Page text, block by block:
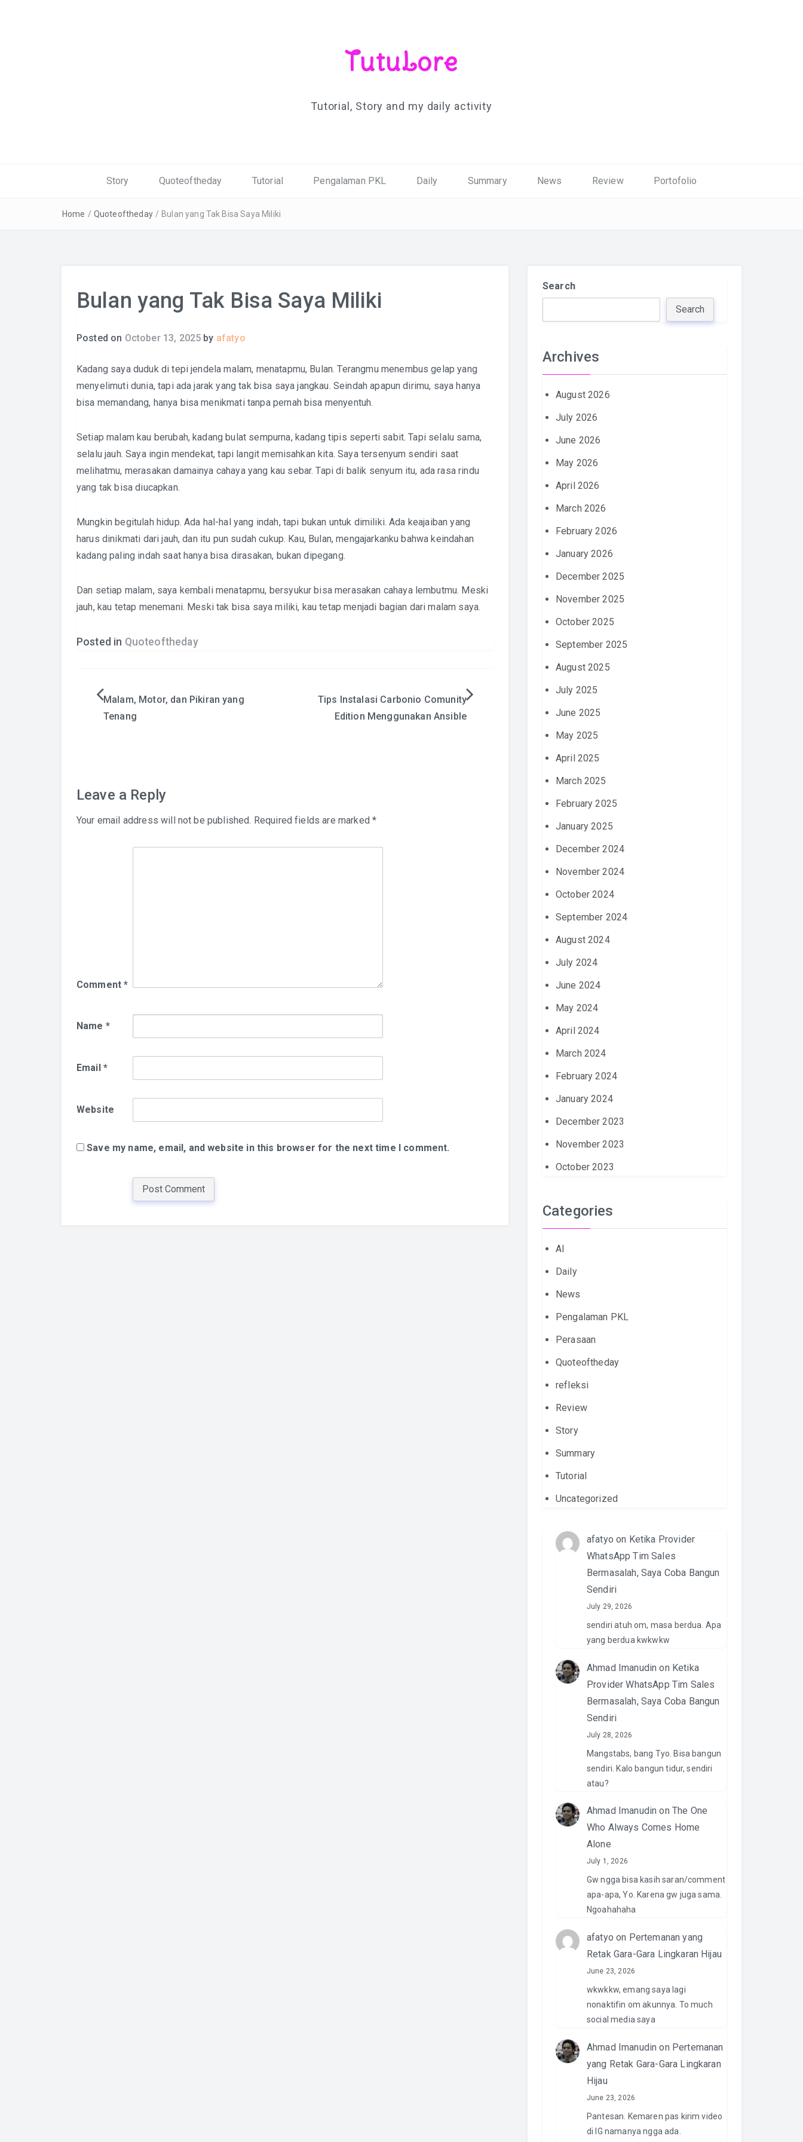
TutuLore
Tutorial, Story and my daily activity
Story Quoteoftheday Tutorial Pengalaman PKL Daily Summary News Review Portofolio
Home / Quoteoftheday / Bulan yang Tak Bisa Saya Miliki
Bulan yang Tak Bisa Saya Miliki
Posted on October 13, 2025 by afatyo
Kadang saya duduk di tepi jendela malam, menatapmu, Bulan. Terangmu menembus gelap yang
menyelimuti dunia, tapi ada jarak yang tak bisa saya jangkau. Seindah apapun dirimu, saya hanya
bisa memandang, hanya bisa menikmati tanpa pernah bisa menyentuh.
Setiap malam kau berubah, kadang bulat sempurna, kadang tipis seperti sabit. Tapi selalu sama,
selalu jauh. Saya ingin mendekat, tapi langit memisahkan kita. Saya tersenyum sendiri saat
melihatmu, merasakan damainya cahaya yang kau sebar. Tapi di balik senyum itu, ada rasa rindu
yang tak bisa diucapkan.
Mungkin begitulah hidup. Ada hal-hal yang indah, tapi bukan untuk dimiliki. Ada keajaiban yang
harus dinikmati dari jauh, dan itu pun sudah cukup. Kau, Bulan, mengajarkanku bahwa keindahan
kadang paling indah saat hanya bisa dirasakan, bukan dipegang.
Dan setiap malam, saya kembali menatapmu, bersyukur bisa merasakan cahaya lembutmu. Meski
jauh, kau tetap menemani. Meski tak bisa saya miliki, kau tetap menjadi bagian dari malam saya.
Posted in Quoteoftheday
PostMalam, Motor, dan Pikiran yang
Tenang
Tips Instalasi Carbonio Comunity
Edition Menggunakan Ansible
Leave a Reply
Your email address will not be published. Required fields are marked*
Comment*
Name *
Email *
Website
Save my name, email, and website in this browser for the next time I comment.
Search
Search
Archives
August 2026
July 2026
June 2026
May 2026
April 2026
March 2026
February 2026
January 2026
December 2025
November 2025
October 2025
September 2025
August 2025
July 2025
June 2025
May 2025
April 2025
March 2025
February 2025
January 2025
December 2024
November 2024
October 2024
September 2024
August 2024
July 2024
June 2024
May 2024
April 2024
March 2024
February 2024
January 2024
December 2023
November 2023
October 2023
Categories
AI
Daily
News
Pengalaman PKL
Perasaan
Quoteoftheday
refleksi
Review
Story
Summary
Tutorial
Uncategorized
afatyo on Ketika Provider
WhatsApp Tim Sales
Bermasalah, Saya Coba Bangun
Sendiri
July 29, 2026
sendiri atuh om, masa berdua. Apa
yang berdua kwkwkw
Ahmad Imanudin on Ketika
Provider WhatsApp Tim Sales
Bermasalah, Saya Coba Bangun
Sendiri
July 28, 2026
Mangstabs, bang Tyo. Bisa bangun
sendiri. Kalo bangun tidur, sendiri
atau?
Ahmad Imanudin on The One
Who Always Comes Home
Alone
July 1, 2026
Gw ngga bisa kasih saran/comment
apa-apa, Yo. Karena gw juga sama.
Ngoahahaha
afatyo on Pertemanan yang
Retak Gara-Gara Lingkaran Hijau
June 23, 2026
wkwkkw, emang saya lagi
nonaktifin om akunnya. To much
social media saya
Ahmad Imanudin on Pertemanan
yang Retak Gara-Gara Lingkaran
Hijau
June 23, 2026
Pantesan. Kemaren pas kirim video
di IG namanya ngga ada.